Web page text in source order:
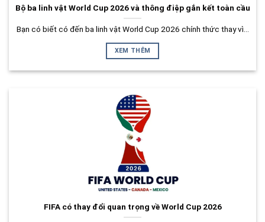
Bộ ba linh vật World Cup 2026 và thông điệp gắn kết toàn cầu
Bạn có biết có đến ba linh vật World Cup 2026 chính thức thay vì...
XEM THÊM
FIFA có thay đổi quan trọng về World Cup 2026